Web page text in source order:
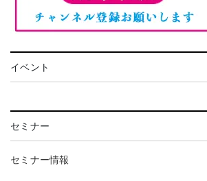
イベント
セミナー
セミナー情報